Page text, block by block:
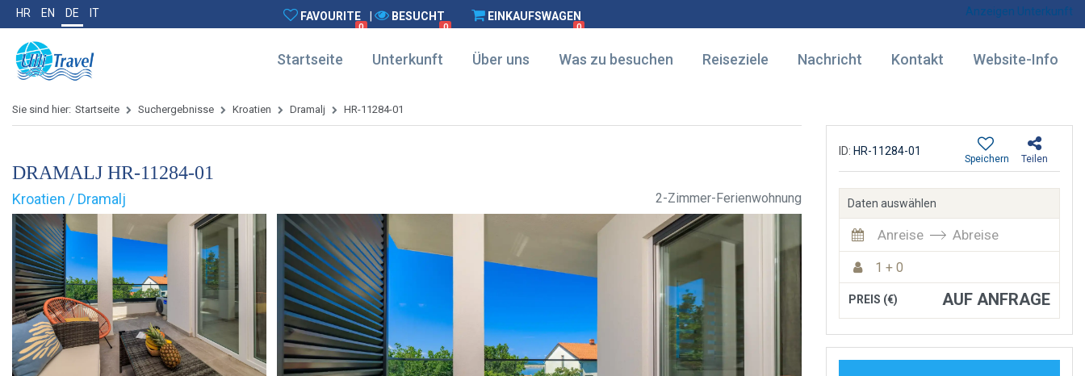
HR EN DE IT FAVOURITE
0
BESUCHT
0
EINKAUFSWAGEN
0
Anzeigen Unterkunft
Startseite Unterkunft Über uns Was zu besuchen Reiseziele Nachricht Kontakt Website-Info
Sie sind hier: Startseite Suchergebnisse Kroatien Dramalj HR-11284-01
DRAMALJ HR-11284-01
Kroatien / Dramalj 2-Zimmer-Ferienwohnung
ID: HR-11284-01
Teilen
Speichern
Daten auswählen
Anreise Abreise
1 + 0
PREIS (€) AUF ANFRAGE